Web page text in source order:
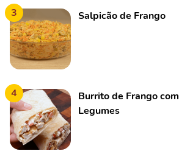
3 Salpicão de Frango
4
Burrito de Frango com
Legumes